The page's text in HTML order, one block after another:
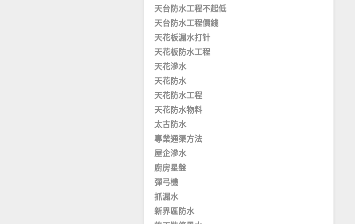
天台防水工程不起低
天台防水工程價錢
天花板漏水打针
天花板防水工程
天花滲水
天花防水
天花防水工程
天花防水物料
太古防水
專業通渠方法
屋企滲水
廚房星盤
彈弓機
抓漏水
新界區防水